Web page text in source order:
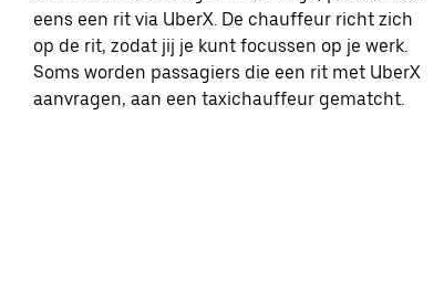
eens een rit via UberX. De chauffeur richt zich
op de rit, zodat jij je kunt focussen op je werk.
Soms worden passagiers die een rit met UberX
aanvragen, aan een taxichauffeur gematcht.